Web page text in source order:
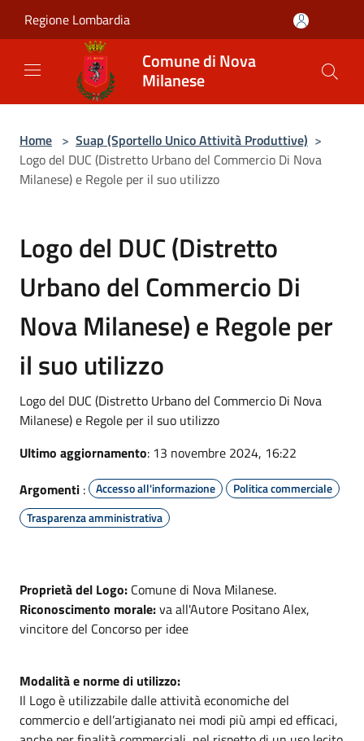
Regione Lombardia
Comune di Nova
Milanese
Home > Suap (Sportello Unico Attività Produttive) >
Logo del DUC (Distretto Urbano del Commercio Di Nova
Milanese) e Regole per il suo utilizzo
Logo del DUC (Distretto
Urbano del Commercio Di
Nova Milanese) e Regole per
il suo utilizzo
Logo del DUC (Distretto Urbano del Commercio Di Nova
Milanese) e Regole per il suo utilizzo
Ultimo aggiornamento: 13 novembre 2024, 16:22
Argomenti : Accesso all'informazione
Politica commerciale
Trasparenza amministrativa
Proprietà del Logo: Comune di Nova Milanese.
Riconoscimento morale:va all'Autore Positano Alex,
vincitore del Concorso per idee
Modalità e norme di utilizzo:
Il Logo è utilizzabile dalle attività economiche del
commercio e dell’artigianato nei modi più ampi ed efficaci,